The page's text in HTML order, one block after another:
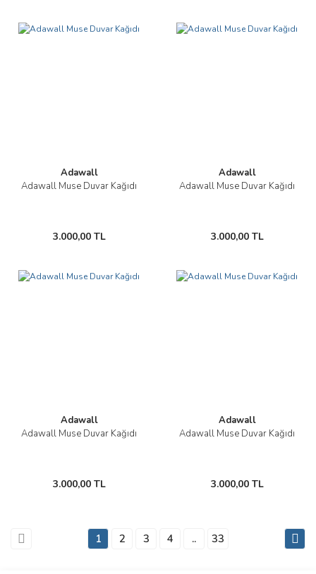
Adawall
Adawall Muse Duvar Kağıdı
3.000,00 TL
Adawall
Adawall Muse Duvar Kağıdı
3.000,00 TL
Adawall
Adawall Muse Duvar Kağıdı
3.000,00 TL
Adawall
Adawall Muse Duvar Kağıdı
3.000,00 TL
1 2 3 4 .. 33